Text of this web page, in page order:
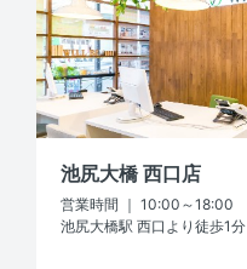
池尻大橋 西口店
営業時間 ｜ 10:00～18:00
池尻大橋駅 西口より徒歩1分